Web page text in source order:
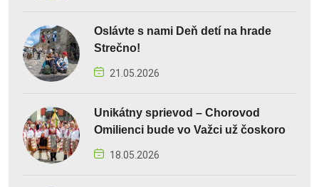
Oslávte s nami Deň detí na hrade
Strečno!
21.05.2026
Unikátny sprievod – Chorovod
Omilienci bude vo Važci už čoskoro
18.05.2026